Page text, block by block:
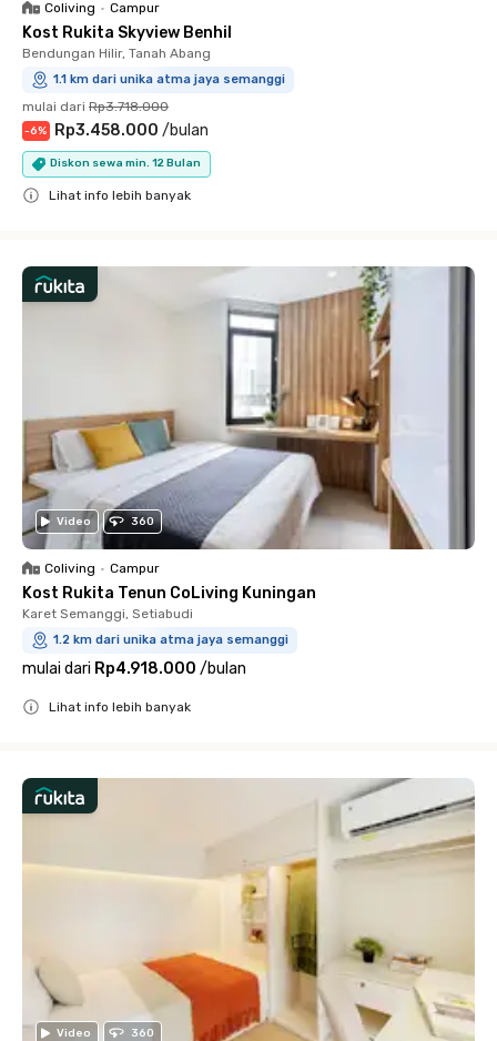
Coliving • Campur
Kost Rukita Skyview Benhil
Bendungan Hilir, Tanah Abang
1.1 km dari unika atma jaya semanggi
mulai dari Rp3.718.000
-6% Rp3.458.000 /bulan
Diskon sewa min. 12 Bulan
Lihat info lebih banyak
Video 360
Coliving • Campur
Kost Rukita Tenun CoLiving Kuningan
Karet Semanggi, Setiabudi
1.2 km dari unika atma jaya semanggi
mulai dari Rp4.918.000 /bulan
Lihat info lebih banyak
Video 360